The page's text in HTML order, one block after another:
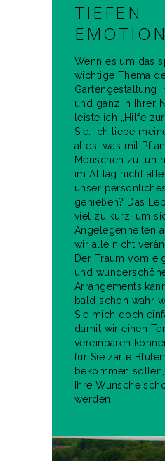
TIEFEN
Wenn es um das
wichtige Thema
Gartengestaltung
und ganz in Ihrer
leiste ich „Hilfe
Sie. Ich liebe
alles, was mit
Menschen zu tun
im Alltag nicht
unser
genießen? Das
viel zu kurz, um
Angelegenheiten
wir alle nicht
Der Traum vom
und
Arrangements
bald schon wahr
Sie mich doch
damit wir einen
vereinbaren
für Sie zarte
bekommen
Ihre Wünsche
werden.